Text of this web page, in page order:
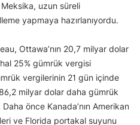
uzun süreli
yapmaya hazırlanıyordu.
Ottawa’nın 20,7 milyar dolar
25% gümrük vergisi
vergilerinin 21 gün içinde
milyar dolar daha gümrük
önce Kanada’nın Amerikan
ve Florida portakal suyunu